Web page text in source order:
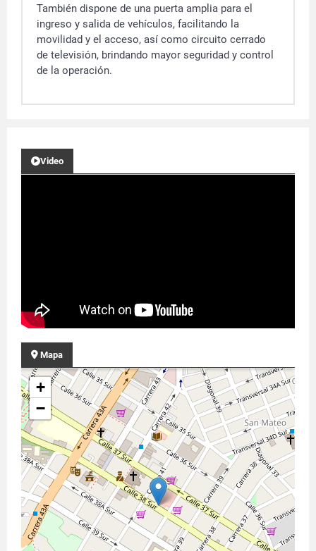
También dispone de una puerta amplia para el
ingreso y salida de vehículos, facilitando la
movilidad y el acceso, así como circuito cerrado
de televisión, brindando mayor seguridad y control
de la operación.
Video
Mapa
+
−